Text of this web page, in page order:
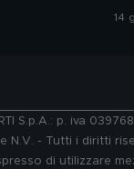
14
S.p.A.: p. iva
N.V. - Tutti i diritti
di utilizzare